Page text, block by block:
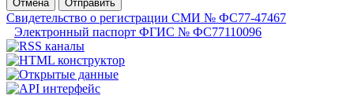
Отмена
Отправить
Свидетельство о регистрации СМИ № ФС77-47467
Электронный паспорт ФГИС № ФС77110096